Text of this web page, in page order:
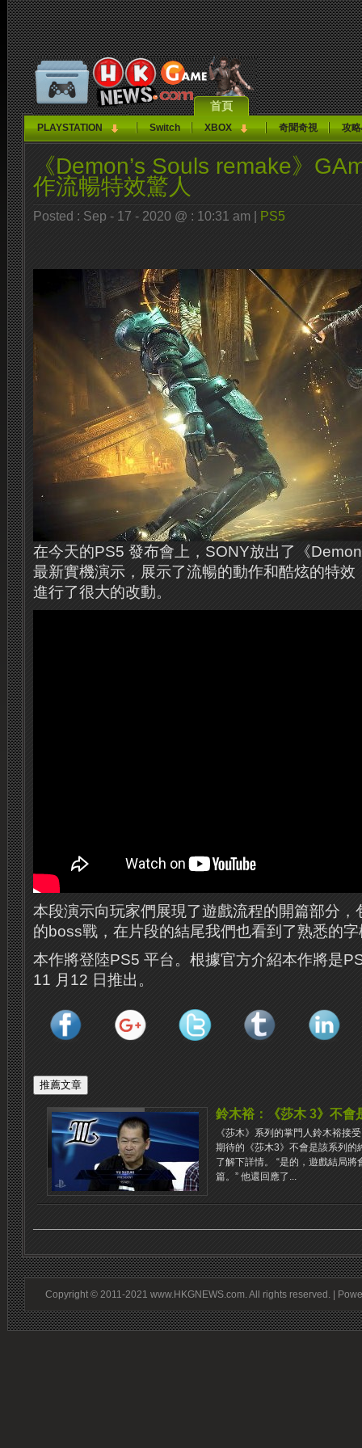
首頁
PLAYSTATION Switch XBOX 奇聞奇視 攻
《Demon’s Souls remake》
作流暢特效驚人
Posted : Sep - 17 - 2020 @ : 10:31 am | PS5
在今天的PS5 發布會上，SONY放出了《
最新實機演示，展示了流暢的動作和酷炫的特效
進行了很大的改動。
本段演示向玩家們展現了遊戲流程的開篇部分，
的boss戰，在片段的結尾我們也看到了熟悉的
本作將登陸PS5 平台。根據官方介紹本作將是
11 月12 日推出。
鈴木裕：《莎木 3》不會
《莎木》系列的掌門人鈴木裕接
期待的《莎木3》不會是該系列的
了解下詳情。 “是的，遊戲結局
篇。” 他還回應了...
Copyright © 2011-2021 www.HKGNEWS.com. All rights reserved. |